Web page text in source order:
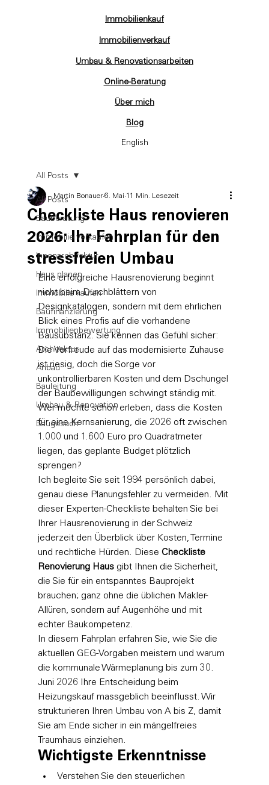
Immobilienkauf
Immobilienverkauf
Umbau & Renovationsarbeiten
Online-Beratung
Über mich
Blog
English
All Posts
Bauberatung
Immobilie verkaufen
Innenarchitektur
Haus planen
Immobilie kaufen
Baufinanzierung
Immobilienbewertung
Architektur
Anbau
Bauleitung
Umbau & Renovation
Baugesuch
All Posts
Checkliste Haus renovieren
2026: Ihr Fahrplan für den
stressfreien Umbau
Martin Bonauer 6. Mai 11 Min. Lesezeit
Eine erfolgreiche Hausrenovierung beginnt
nicht beim Durchblättern von
Designkatalogen, sondern mit dem ehrlichen
Blick eines Profis auf die vorhandene
Bausubstanz. Sie kennen das Gefühl sicher:
Die Vorfreude auf das modernisierte Zuhause
ist riesig, doch die Sorge vor
unkontrollierbaren Kosten und dem Dschungel
der Baubewilligungen schwingt ständig mit.
Wer möchte schon erleben, dass die Kosten
für eine Kernsanierung, die 2026 oft zwischen
1.000 und 1.600 Euro pro Quadratmeter
liegen, das geplante Budget plötzlich
sprengen?
Ich begleite Sie seit 1994 persönlich dabei,
genau diese Planungsfehler zu vermeiden. Mit
dieser Experten-Checkliste behalten Sie bei
Ihrer Hausrenovierung in der Schweiz
jederzeit den Überblick über Kosten, Termine
und rechtliche Hürden. Diese Checkliste
Renovierung Haus gibt Ihnen die Sicherheit,
die Sie für ein entspanntes Bauprojekt
brauchen; ganz ohne die üblichen Makler-
Allüren, sondern auf Augenhöhe und mit
echter Baukompetenz.
In diesem Fahrplan erfahren Sie, wie Sie die
aktuellen GEG-Vorgaben meistern und warum
die kommunale Wärmeplanung bis zum 30.
Juni 2026 Ihre Entscheidung beim
Heizungskauf massgeblich beeinflusst. Wir
strukturieren Ihren Umbau von A bis Z, damit
Sie am Ende sicher in ein mängelfreies
Traumhaus einziehen.
Wichtigste Erkenntnisse
Verstehen Sie den steuerlichen